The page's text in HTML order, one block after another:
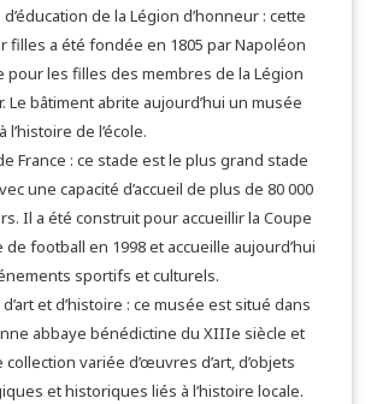
d’éducation de la Légion d’honneur : cette
filles a été fondée en 1805 par Napoléon
pour les filles des membres de la Légion
Le bâtiment abrite aujourd’hui un musée
l’histoire de l’école.
France : ce stade est le plus grand stade
une capacité d’accueil de plus de 80 000
Il a été construit pour accueillir la Coupe
football en 1998 et accueille aujourd’hui
sportifs et culturels.
et d’histoire : ce musée est situé dans
abbaye bénédictine du XIIIe siècle et
variée d’œuvres d’art, d’objets
et historiques liés à l’histoire locale.